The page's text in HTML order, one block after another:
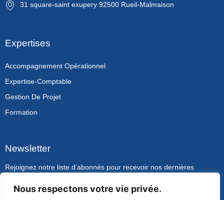
Nous respectons votre vie privée.
31 square-saint exupery 92500 Rueil-Malmaison
Expertises
Accompagnement Opérationnel
Expertise-Comptable
Gestion De Projet
Formation
Newsletter
Rejoignez notre liste d’abonnés pour recevoir nos dernières